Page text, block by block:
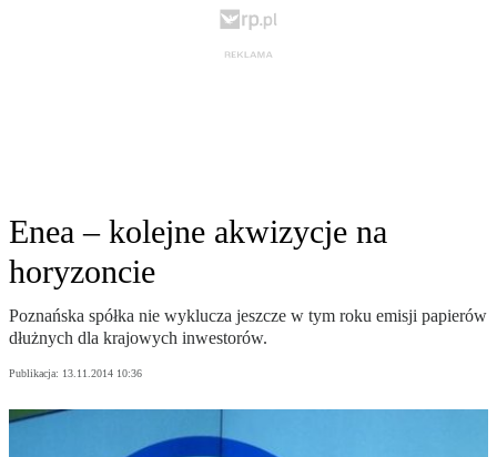
Enea – kolejne akwizycje na
horyzoncie
Poznańska spółka nie wyklucza jeszcze w tym roku emisji papierów
dłużnych dla krajowych inwestorów.
Publikacja: 13.11.2014 10:36